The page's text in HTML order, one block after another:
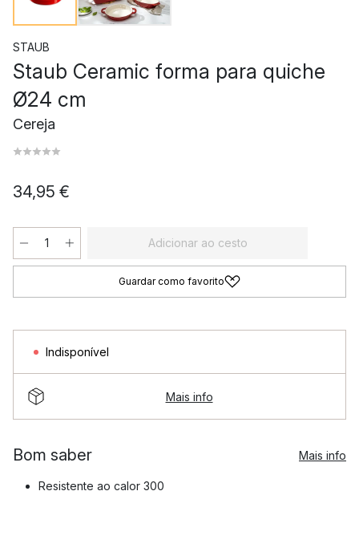
STAUB
Staub Ceramic forma para quiche
Ø24 cm
Cereja
34,95 €
Adicionar ao cesto
Guardar como favorito
Indisponível
Mais info
Bom saber Mais info
Resistente ao calor 300